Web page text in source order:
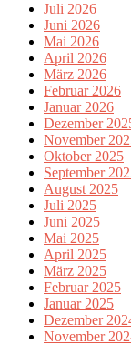
Juli 2026
Juni 2026
Mai 2026
April 2026
März 2026
Februar 2026
Januar 2026
Dezember
November
Oktober 2025
September
August 2025
Juli 2025
Juni 2025
Mai 2025
April 2025
März 2025
Februar 2025
Januar 2025
Dezember
November